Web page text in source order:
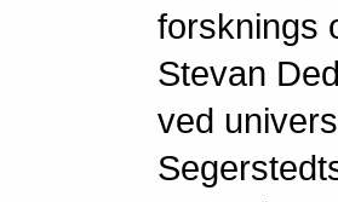
forsknings
Stevan
ved